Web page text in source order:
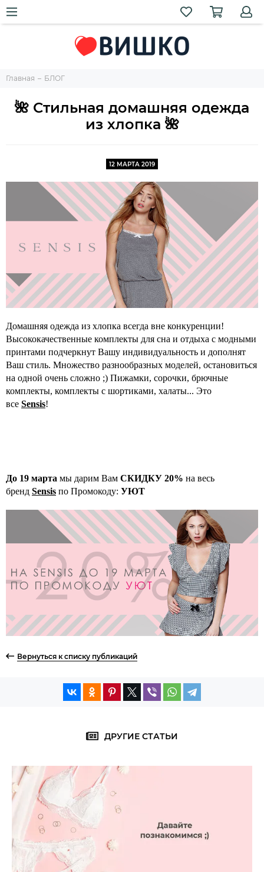
Главная БЛОГ
🌺 Стильная домашняя одежда
из хлопка 🌺
12 МАРТА 2019
Домашняя одежда из хлопка всегда вне конкуренции!
Высококачественные комплекты для сна и отдыха с модными
принтами подчеркнут Вашу индивидуальность и дополнят
Ваш стиль. Множество разнообразных моделей, остановиться
на одной очень сложно ;) Пижамки, сорочки, брючные
комплекты, комплекты с шортиками, халаты... Это
все Sensis!
До 19 марта мы дарим Вам СКИДКУ 20% на весь
бренд Sensis по Промокоду: УЮТ
Вернуться к списку публикаций
ДРУГИЕ СТАТЬИ